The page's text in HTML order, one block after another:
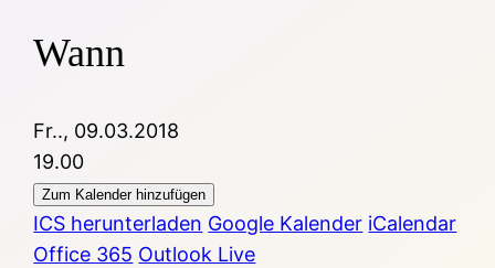
Wann
Fr.., 09.03.2018
19.00
Zum Kalender hinzufügen
ICS herunterladen Google Kalender iCalendar
Office 365 Outlook Live